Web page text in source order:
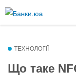
ТЕХНОЛОГІЇ
Що таке